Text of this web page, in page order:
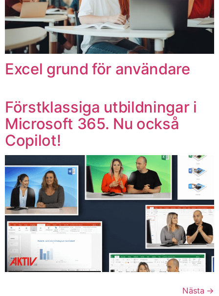
Excel grund för användare
Förstklassiga utbildningar i
Microsoft 365. Nu också
Copilot!
Nästa →